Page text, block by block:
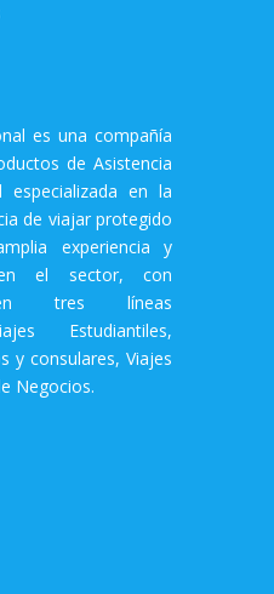
es una compañía
de Asistencia
especializada en la
de viajar protegido
experiencia y
en el sector, con
en tres líneas
Estudiantiles,
y consulares, Viajes
Negocios.